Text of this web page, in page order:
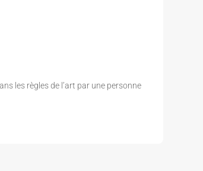
les règles de l’art par une personne